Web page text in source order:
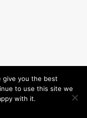
Reserved.
give you the best
to use this site we
with it.